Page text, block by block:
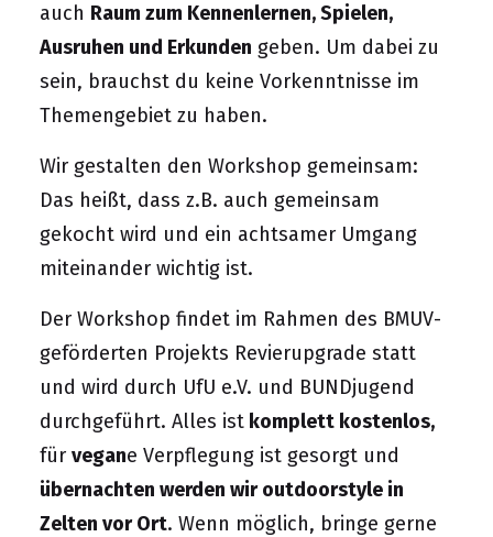
auch Raum zum Kennenlernen, Spielen,
Ausruhen und Erkunden geben. Um dabei zu
sein, brauchst du keine Vorkenntnisse im
Themengebiet zu haben.
Wir gestalten den Workshop gemeinsam:
Das heißt, dass z.B. auch gemeinsam
gekocht wird und ein achtsamer Umgang
miteinander wichtig ist.
Der Workshop findet im Rahmen des BMUV-
geförderten Projekts Revierupgrade statt
und wird durch UfU e.V. und BUNDjugend
durchgeführt. Alles ist komplett kostenlos,
für vegane Verpflegung ist gesorgt und
übernachten werden wir outdoorstyle in
Zelten vor Ort. Wenn möglich, bringe gerne